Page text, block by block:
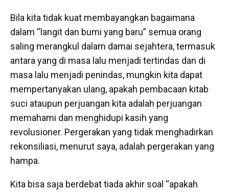
Bila kita tidak kuat membayangkan bagaimana
dalam “langit dan bumi yang baru” semua orang
saling merangkul dalam damai sejahtera, termasuk
antara yang di masa lalu menjadi tertindas dan di
masa lalu menjadi penindas, mungkin kita dapat
mempertanyakan ulang, apakah pembacaan kitab
suci ataupun perjuangan kita adalah perjuangan
memahami dan menghidupi kasih yang
revolusioner. Pergerakan yang tidak menghadirkan
rekonsiliasi, menurut saya, adalah pergerakan yang
hampa.
Kita bisa saja berdebat tiada akhir soal “apakah